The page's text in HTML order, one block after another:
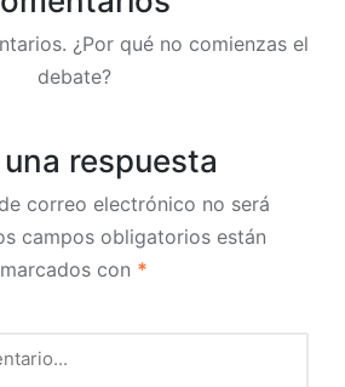
¿Por qué no comienzas el
debate?
una respuesta
correo electrónico no será
campos obligatorios están
marcados con *